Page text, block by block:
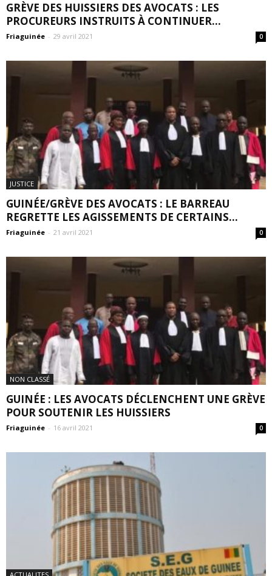
GRÈVE DES HUISSIERS DES AVOCATS : LES
PROCUREURS INSTRUITS À CONTINUER...
Friaguinée - 29 avril 2021 0
JUSTICE
GUINÉE/GRÈVE DES AVOCATS : LE BARREAU
REGRETTE LES AGISSEMENTS DE CERTAINS...
Friaguinée - 21 avril 2021 0
NON CLASSÉ
GUINÉE : LES AVOCATS DÉCLENCHENT UNE GRÈVE
POUR SOUTENIR LES HUISSIERS
Friaguinée - 16 avril 2021 0